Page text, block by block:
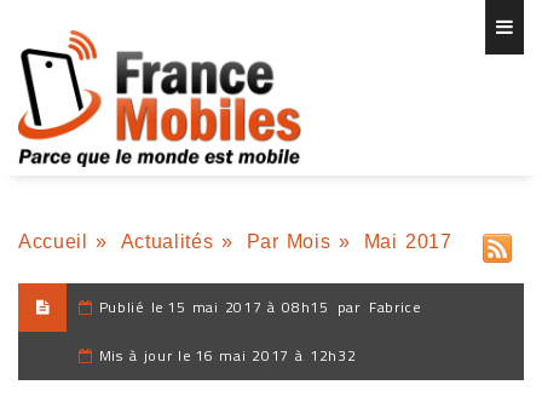
Accueil » Actualités » Par Mois » Mai 2017
Publié le 15 mai 2017 à 08h15 par Fabrice
Mis à jour le 16 mai 2017 à 12h32